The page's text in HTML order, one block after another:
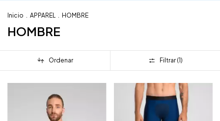
Inicio APPAREL HOMBRE
HOMBRE
Ordenar Filtrar (1)